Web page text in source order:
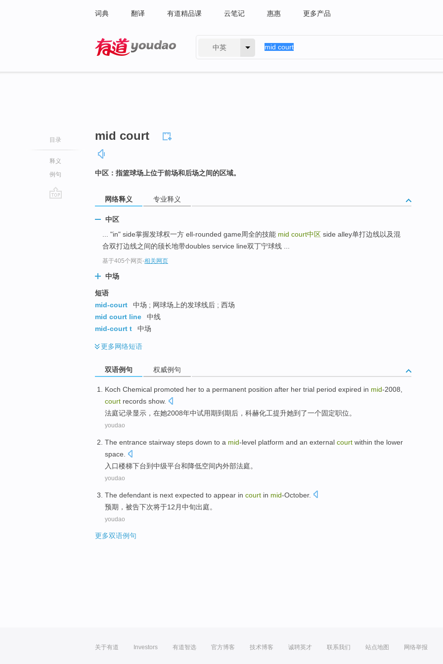
词典 翻译 有道精品课 云笔记 惠惠 更多产品
中英
目录
释义
例句
mid court
中区：指篮球场上位于前场和后场之间的区域。
网络释义 专业释义
中区
... "in" side掌握发球权一方 ell-rounded game周全的技能 mid court中区 side alley单打边线以及混
合双打边线之间的颀长地带doubles service line双丁宁球线 ...
基于405个网页-相关网页
中场
短语
mid-court
中场 ; 网球场上的发球线后 ; 西场
mid court line
中线
mid-court t
中场
更多网络短语
双语例句 权威例句
Koch Chemical promoted her to a permanent position after her trial period expired in mid-2008,
court records show.
法庭记录显示 ， 在她2008年中试用期到期后 ， 科赫化工提升她到了一个固定职位。
youdao
The entrance stairway steps down to a mid-level platform and an external court within the lower
space
入口楼梯下台到中级平台和降低空间内外部法庭。
youdao
The defendant is next expected to appear in court in mid-October.
预期 ， 被告下次将于12月中旬出庭。
youdao
更多双语例句
关于有道 Investors 有道智选 官方博客 技术博客 诚聘英才 联系我们 站点地图 网络举报